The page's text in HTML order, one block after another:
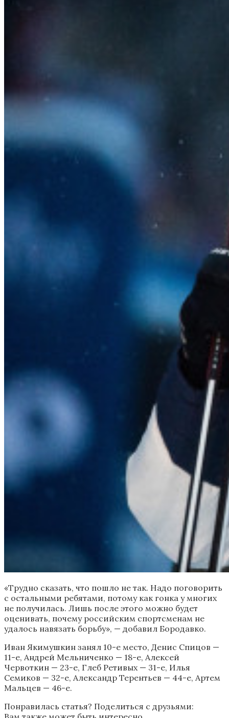
«Трудно сказать, что пошло не так. Надо поговорить
с остальными ребятами, потому как гонка у многих
не получилась. Лишь после этого можно будет
оценивать, почему российским спортсменам не
удалось навязать борьбу», — добавил Бородавко.
Иван Якимушкин занял 10-е место, Денис Спицов —
11-е, Андрей Мельниченко — 18-е, Алексей
Червоткин — 23-е, Глеб Ретивых — 31-е, Илья
Семиков — 32-е, Александр Терентьев — 44-е, Артем
Мальцев — 46-е.
Понравилась статья? Поделиться с друзьями: